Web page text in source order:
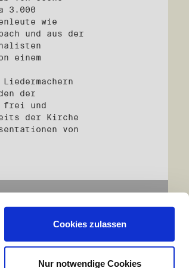
Cookies zulassen
Nur notwendige Cookies
3.000
wie
und aus der
einem
der
frei und
der Kirche
von